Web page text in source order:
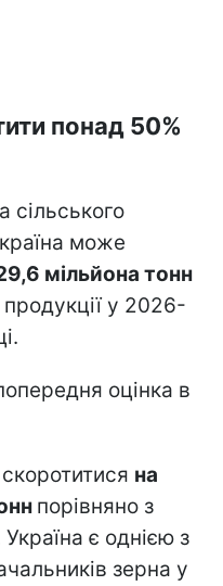
понад 50%
сільського
може
мільйона тонн
продукції у 2026-
оцінка в
на
порівняно з
є однією з
зерна у